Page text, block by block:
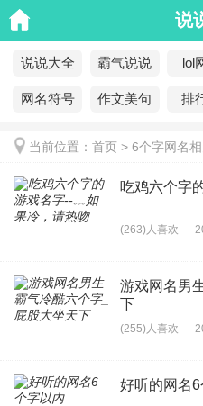
说
说说大全 霸气说说 lol
网名符号 作文美句 排
当前位置： 首页 > 6个字网名
吃鸡六个字
(263)人喜欢
游戏网名男
下
(255)人喜欢
好听的网名